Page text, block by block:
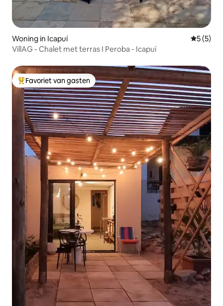
Woning in Icapuí
5 (5)
VillAG - Chalet met terras I Peroba - Icapuí
Topfavoriet van gasten
Favoriet van gasten